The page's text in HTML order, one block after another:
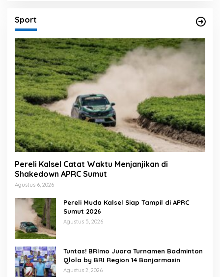
Sport
Pereli Kalsel Catat Waktu Menjanjikan di
Shakedown APRC Sumut
Agustus 6, 2026
Pereli Muda Kalsel Siap Tampil di APRC
Sumut 2026
Agustus 5, 2026
Tuntas! BRImo Juara Turnamen Badminton
Qlola by BRI Region 14 Banjarmasin
Agustus 2, 2026